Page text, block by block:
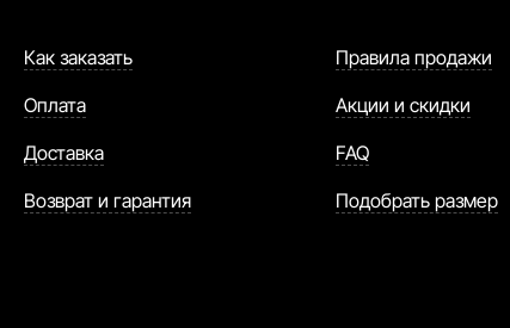
Как заказать
Оплата
Доставка
Возврат и гарантия
Правила продажи
Акции и скидки
FAQ
Подобрать размер